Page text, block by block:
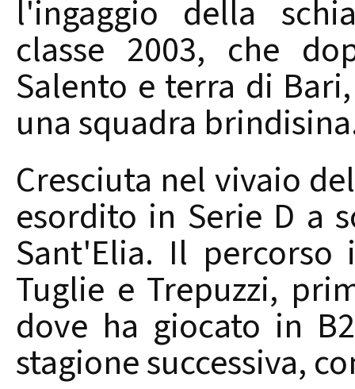
l'ingaggio della
classe 2003, che
Salento e terra di
una squadra
Cresciuta nel vivaio
esordito in Serie D a
Sant'Elia. Il
Tuglie e Trepuzzi,
dove ha giocato in
stagione successiva,